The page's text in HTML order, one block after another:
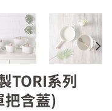
TORI系列
含蓋)